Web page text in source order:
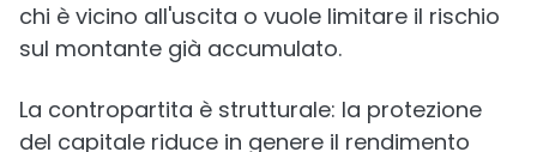
chi è vicino all'uscita o vuole limitare il rischio
sul montante già accumulato.
La contropartita è strutturale: la protezione
del capitale riduce in genere il rendimento